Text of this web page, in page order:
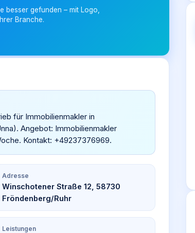
besser gefunden – mit Logo,
Branche.
für Immobilienmakler in
Angebot: Immobilienmakler
Kontakt: +49237376969.
Adresse
Winschotener Straße 12, 58730
Fröndenberg/Ruhr
Leistungen